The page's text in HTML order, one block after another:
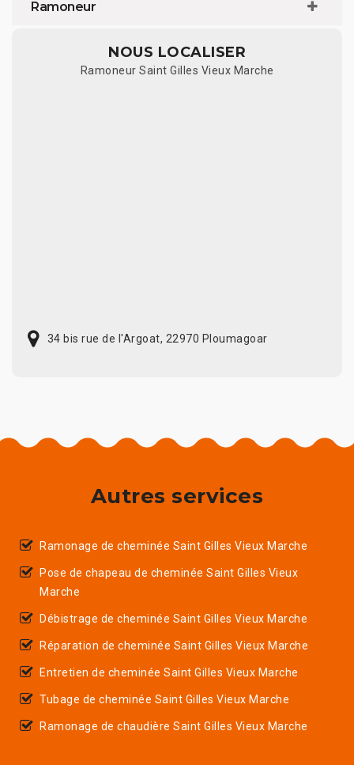
Ramoneur
NOUS LOCALISER
Ramoneur Saint Gilles Vieux Marche
34 bis rue de l'Argoat, 22970 Ploumagoar
Autres services
Ramonage de cheminée Saint Gilles Vieux Marche
Pose de chapeau de cheminée Saint Gilles Vieux
Marche
Débistrage de cheminée Saint Gilles Vieux Marche
Réparation de cheminée Saint Gilles Vieux Marche
Entretien de cheminée Saint Gilles Vieux Marche
Tubage de cheminée Saint Gilles Vieux Marche
Ramonage de chaudière Saint Gilles Vieux Marche